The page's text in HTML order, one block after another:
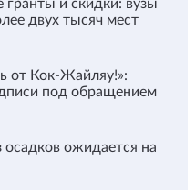
гранты и скидки: вузы
двух тысяч мест
от Кок-Жайляу!»:
под обращением
осадков ожидается на